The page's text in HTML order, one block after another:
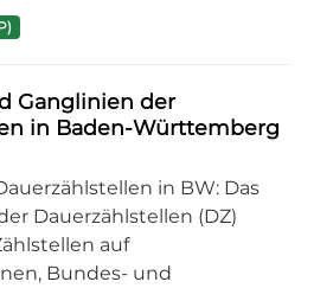
Ganglinien der
in Baden-Württemberg
in BW: Das
Dauerzählstellen (DZ)
auf
Bundes- und